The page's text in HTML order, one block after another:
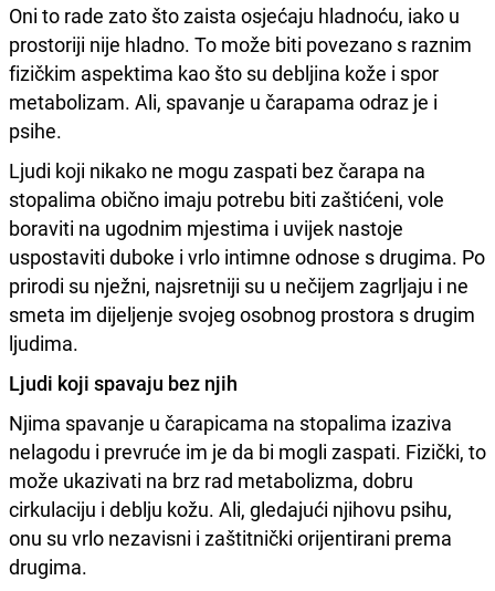
Oni to rade zato što zaista osjećaju hladnoću, iako u
prostoriji nije hladno. To može biti povezano s raznim
fizičkim aspektima kao što su debljina kože i spor
metabolizam. Ali, spavanje u čarapama odraz je i
psihe.
Ljudi koji nikako ne mogu zaspati bez čarapa na
stopalima obično imaju potrebu biti zaštićeni, vole
boraviti na ugodnim mjestima i uvijek nastoje
uspostaviti duboke i vrlo intimne odnose s drugima. Po
prirodi su nježni, najsretniji su u nečijem zagrljaju i ne
smeta im dijeljenje svojeg osobnog prostora s drugim
ljudima.
Ljudi koji spavaju bez njih
Njima spavanje u čarapicama na stopalima izaziva
nelagodu i prevruće im je da bi mogli zaspati. Fizički, to
može ukazivati na brz rad metabolizma, dobru
cirkulaciju i deblju kožu. Ali, gledajući njihovu psihu,
onu su vrlo nezavisni i zaštitnički orijentirani prema
drugima.